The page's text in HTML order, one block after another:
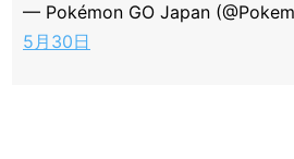
— Pokémon GO Japan
5月30日